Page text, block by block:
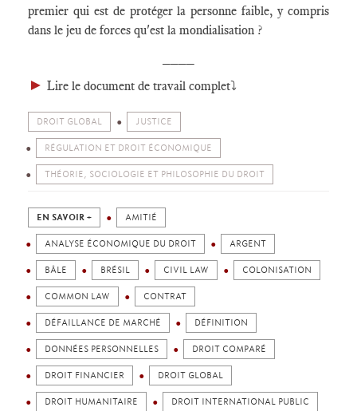
premier qui est de protéger la personne faible, y compris
dans le jeu de forces qu'est la mondialisation ?
► Lire le document de travail complet⤵️
DROIT GLOBAL JUSTICE
RÉGULATION ET DROIT ÉCONOMIQUE
THÉORIE, SOCIOLOGIE ET PHILOSOPHIE DU DROIT
EN SAVOIR + AMITIÉ
ANALYSE ÉCONOMIQUE DU DROIT ARGENT
BÂLE BRÉSIL CIVIL LAW COLONISATION
COMMON LAW CONTRAT
DÉFAILLANCE DE MARCHÉ DÉFINITION
DONNÉES PERSONNELLES DROIT COMPARÉ
DROIT FINANCIER DROIT GLOBAL
DROIT HUMANITAIRE DROIT INTERNATIONAL PUBLIC